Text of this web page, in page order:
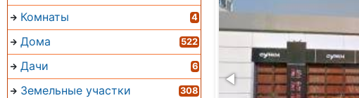
Комнаты 4
Дома 522
Дачи 6
Земельные участки 308